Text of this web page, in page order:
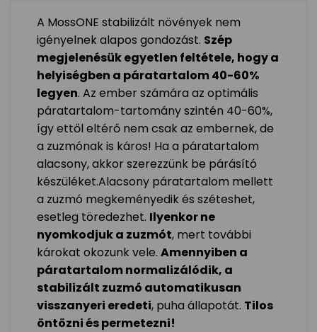
A MossONE stabilizált növények nem
igényelnek alapos gondozást. Szép
megjelenésük egyetlen feltétele, hogy a
helyiségben a páratartalom 40-60%
legyen. Az ember számára az optimális
páratartalom-tartomány szintén 40-60%,
így ettől eltérő nem csak az embernek, de
a zuzmónak is káros! Ha a páratartalom
alacsony, akkor szerezzünk be párásító
készüléket.Alacsony páratartalom mellett
a zuzmó megkeményedik és széteshet,
esetleg töredezhet. Ilyenkor ne
nyomkodjuk a zuzmót, mert további
károkat okozunk vele. Amennyiben a
páratartalom normalizálódik, a
stabilizált zuzmó automatikusan
visszanyeri eredeti, puha állapotát. Tilos
öntözni és permetezni!